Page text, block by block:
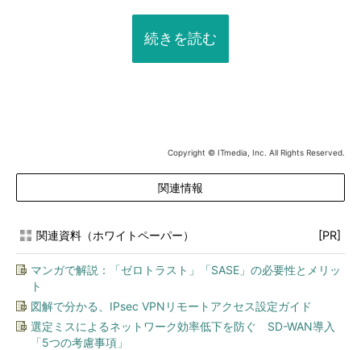
続きを読む
Copyright © ITmedia, Inc. All Rights Reserved.
関連情報
関連資料（ホワイトペーパー） [PR]
マンガで解説：「ゼロトラスト」「SASE」の必要性とメリッ
ト
図解で分かる、IPsec VPNリモートアクセス設定ガイド
選定ミスによるネットワーク効率低下を防ぐ SD-WAN導入
「5つの考慮事項」